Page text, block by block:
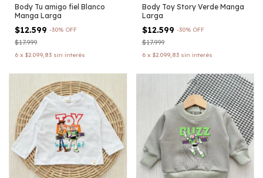
Body Tu amigo fiel Blanco
Manga Larga
$12.599 -30% OFF
$17.999
6 x $2.099,83 sin interés
Body Toy Story Verde Manga
Larga
$12.599 -30% OFF
$17.999
6 x $2.099,83 sin interés